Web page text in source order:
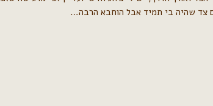
צד שהיה בי תמיד אבל הוחבא הרבה…